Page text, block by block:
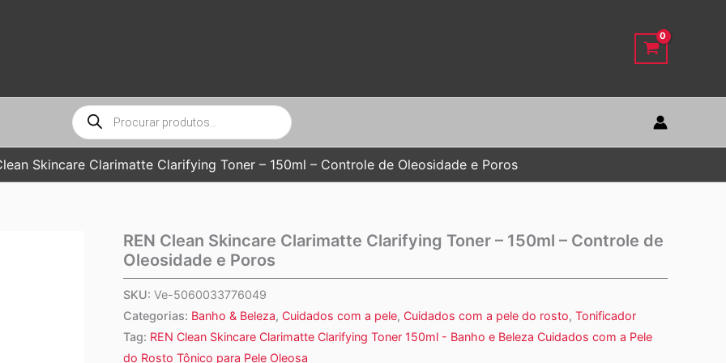
Pesquisar
produtos
Skincare Clarimatte Clarifying Toner – 150ml – Controle de Oleosidade e Poros
REN Clean Skincare Clarimatte Clarifying Toner – 150ml – Controle de
Oleosidade e Poros
SKU: Ve-5060033776049
Categorias: Banho & Beleza, Cuidados com a pele, Cuidados com a pele do rosto, Tonificador
Tag: REN Clean Skincare Clarimatte Clarifying Toner 150ml - Banho e Beleza Cuidados com a Pele
do Rosto Tônico para Pele Oleosa